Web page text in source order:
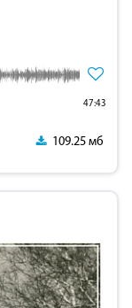
47:43
109.25 мб